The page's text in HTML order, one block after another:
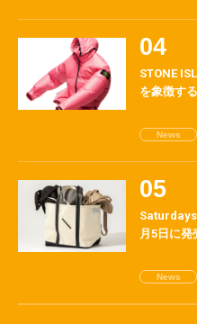
STONE
を象徴す
News
月5日に発
News